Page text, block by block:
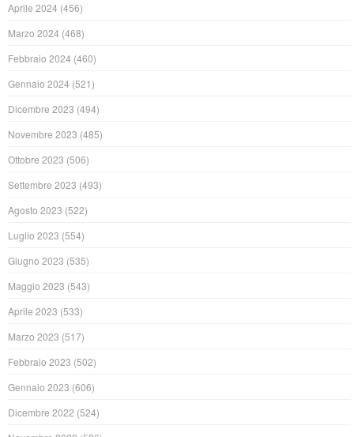
Aprile 2024 (456)
Marzo 2024 (468)
Febbraio 2024 (460)
Gennaio 2024 (521)
Dicembre 2023 (494)
Novembre 2023 (485)
Ottobre 2023 (506)
Settembre 2023 (493)
Agosto 2023 (522)
Luglio 2023 (554)
Giugno 2023 (535)
Maggio 2023 (543)
Aprile 2023 (533)
Marzo 2023 (517)
Febbraio 2023 (502)
Gennaio 2023 (606)
Dicembre 2022 (524)